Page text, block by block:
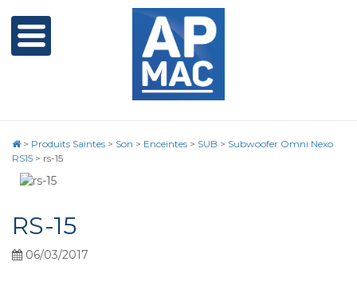
> Produits Saintes > Son > Enceintes > SUB > Subwoofer Omni Nexo
RS15 > rs-15
RS-15
06/03/2017